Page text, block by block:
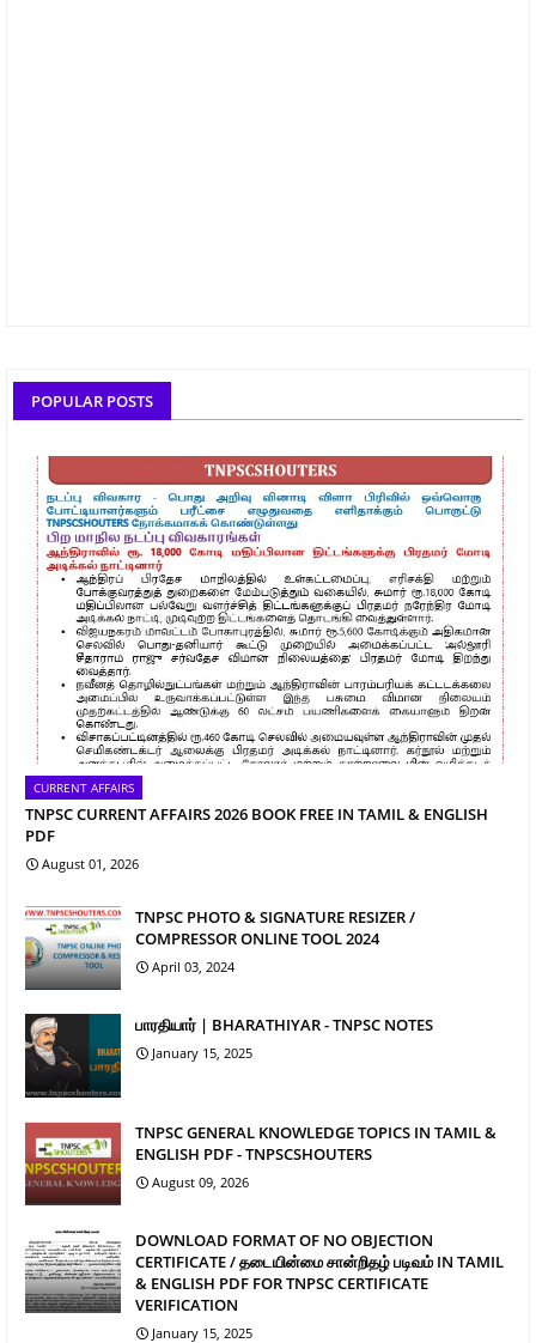
POPULAR POSTS
CURRENT AFFAIRS
TNPSC CURRENT AFFAIRS 2026 BOOK FREE IN TAMIL & ENGLISH
PDF
August 01, 2026
TNPSC PHOTO & SIGNATURE RESIZER /
COMPRESSOR ONLINE TOOL 2024
April 03, 2024
பாரதியார் | BHARATHIYAR - TNPSC NOTES
January 15, 2025
TNPSC GENERAL KNOWLEDGE TOPICS IN TAMIL &
ENGLISH PDF - TNPSCSHOUTERS
August 09, 2026
DOWNLOAD FORMAT OF NO OBJECTION
CERTIFICATE / தடையின்மை சான்றிதழ் படிவம் IN TAMIL
& ENGLISH PDF FOR TNPSC CERTIFICATE
VERIFICATION
January 15, 2025